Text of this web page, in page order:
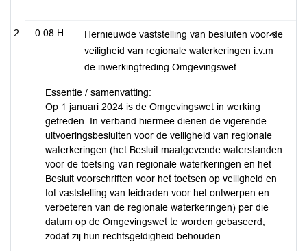
0.08.H
Hernieuwde vaststelling van besluiten voor de
veiligheid van regionale waterkeringen i.v.m
de inwerkingtreding Omgevingswet
Essentie / samenvatting:
Op 1 januari 2024 is de Omgevingswet in werking
getreden. In verband hiermee dienen de vigerende
uitvoeringsbesluiten voor de veiligheid van regionale
waterkeringen (het Besluit maatgevende waterstanden
voor de toetsing van regionale waterkeringen en het
Besluit voorschriften voor het toetsen op veiligheid en
tot vaststelling van leidraden voor het ontwerpen en
verbeteren van de regionale waterkeringen) per die
datum op de Omgevingswet te worden gebaseerd,
zodat zij hun rechtsgeldigheid behouden.